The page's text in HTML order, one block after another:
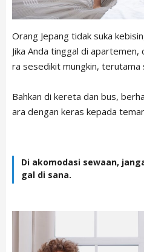
Orang Jepang tidak suka
Jika Anda tinggal di
ra sesedikit mungkin, terutama
Bahkan di kereta dan bus,
ara dengan keras kepada
Di akomodasi sewaan,
gal di sana.